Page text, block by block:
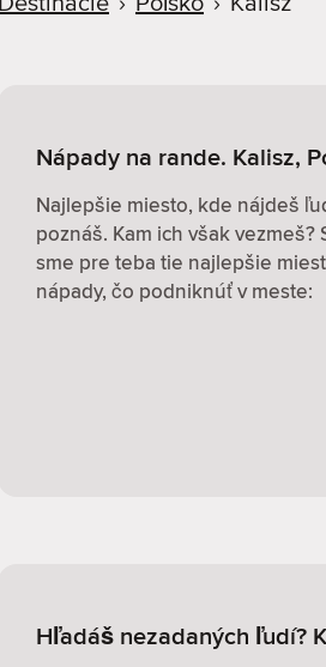
Nápady na rande. Kalisz,
Najlepšie miesto, kde nájdeš
poznáš. Kam ich však vezmeš?
sme pre teba tie najlepšie
nápady, čo podniknúť v meste:
Hľadáš nezadaných ľudí?